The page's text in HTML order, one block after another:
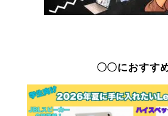
〇〇におすす